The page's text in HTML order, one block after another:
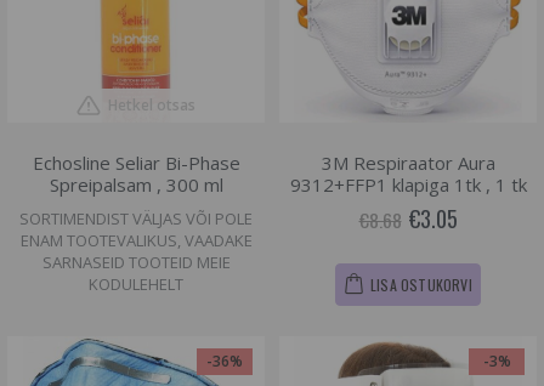
Hetkel otsas
Echosline Seliar Bi-Phase
Spreipalsam , 300 ml
SORTIMENDIST VÄLJAS VÕI POLE
ENAM TOOTEVALIKUS, VAADAKE
SARNASEID TOOTEID MEIE
KODULEHELT
3M Respiraator Aura
9312+FFP1 klapiga 1tk , 1 tk
€8.68 €3.05
LISA OSTUKORVI
-36% -3%